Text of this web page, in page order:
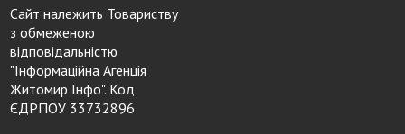
Сайт належить Товариству
з обмеженою
відповідальністю
"Інформаційна Агенція
Житомир Інфо". Код
ЄДРПОУ 33732896